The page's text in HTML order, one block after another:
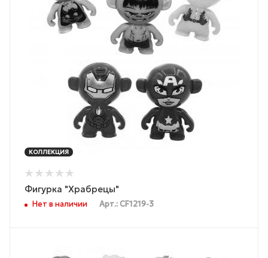
КОЛЛЕКЦИЯ
Фигурка "Храбрецы"
Нет в наличии Арт.: CF1219-3